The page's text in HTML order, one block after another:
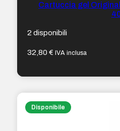
Cartuccia gel
2 disponibili
32,80€ IVA inclusa
Disponibile